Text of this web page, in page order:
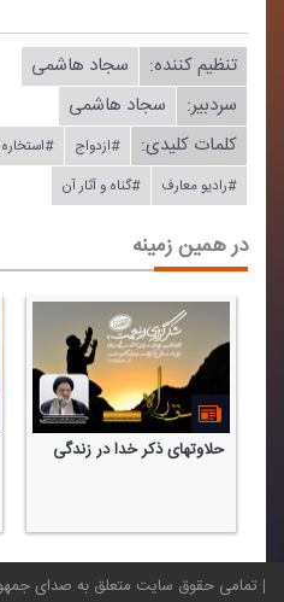
تنظیم كننده:
سجاد هاشمی
سردبیر:
سجاد هاشمی
کلمات کلیدی:
#ازدواج #استخاره
#رادیو معارف
#گناه و آثار آن
در همین زمینه
حلاوتهای ذكر خدا در زندگی
تمامی حقوق سایت متعلق به صدای